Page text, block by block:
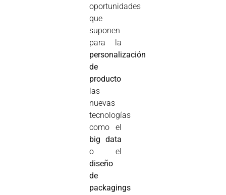
oportunidades
que
suponen
para la
personalización
de
producto
las
nuevas
tecnologías
como el
big data
o el
diseño
de
packagings